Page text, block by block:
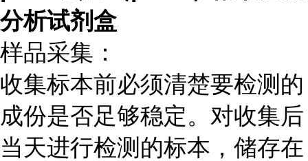
分析试剂盒
样品采集：
收集标本前必须清楚要检测的
成份是否足够稳定。对收集后
当天进行检测的标本，储存在